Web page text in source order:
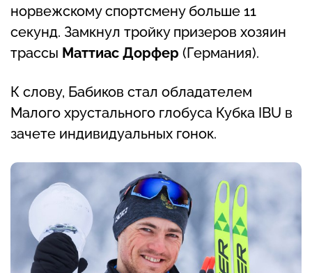
норвежскому спортсмену больше 11
секунд. Замкнул тройку призеров хозяин
трассы Маттиас Дорфер (Германия).
К слову, Бабиков стал обладателем
Малого хрустального глобуса Кубка IBU в
зачете индивидуальных гонок.